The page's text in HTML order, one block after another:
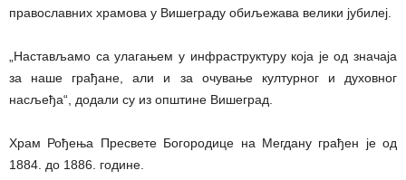
православних храмова у Вишеграду обиљежава велики јубилеј.
„Настављамо са улагањем у инфраструктуру која је од значаја
за наше грађане, али и за очување културног и духовног
насљеђа“, додали су из општине Вишеград.
Храм Рођења Пресвете Богородице на Мегдану грађен је од
1884. до 1886. године.